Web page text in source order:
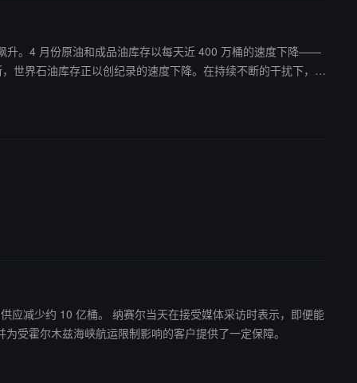
升。4 月份原油和成品油库存以每天近 400 万桶的速度下降——
媒体采访时表示，即便能
受霍尔木兹海峡航运限制影响的客户提供了一定保障。